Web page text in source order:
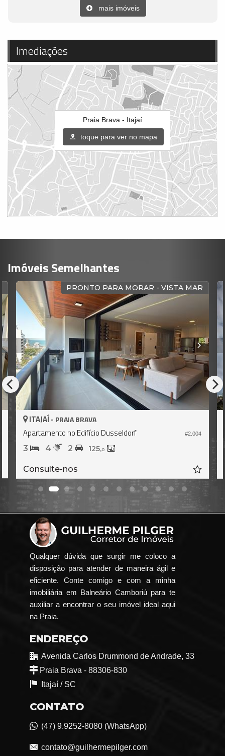
mais imóveis
Imediações
Praia Brava - Itajaí
toque para ver no mapa
Imóveis Semelhantes
PRONTO PARA MORAR - VISTA MAR
#2.004
ITAJAÍ - PRAIA BRAVA
Apartamento no Edifício Dusseldorf
3 4 2 125,0
Consulte-nos
Qualquer dúvida que surgir me coloco a
disposição para atender de maneira ágil e
eficiente. Conte comigo e com a minha
imobiliária em Balneário Camboriú para te
auxiliar a encontrar o seu imóvel ideal aqui
na Praia.
ENDEREÇO
Avenida Carlos Drummond de Andrade, 33
Praia Brava - 88306-830
Itajaí / SC
CONTATO
(47) 9.9252-8080 (WhatsApp)
contato@guilhermepilger.com